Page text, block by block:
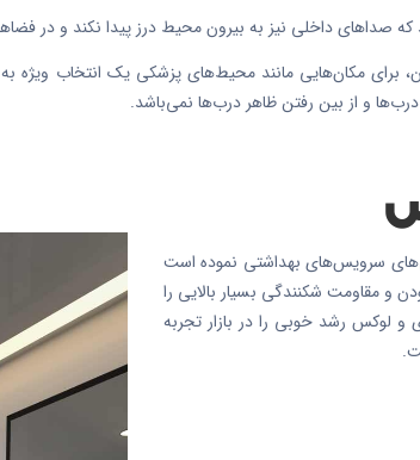
داخلی نیز به بیرون محیط درز پیدا نکند و در
برای مکان‌هایی مانند محیط‌های پزشکی یک انتخاب ویژه
و از بین رفتن ظاهر درب‌ها نمی‌باشد.
روشویی‌های سرویس‌های بهداشتی نموده است
و مقاومت شکنندگی بسیار بالایی را
و لوکس رشد خوبی را در بازار تجربه